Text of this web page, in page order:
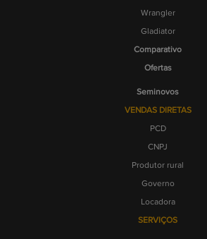
Wrangler
Gladiator
Comparativo
Ofertas
Seminovos
VENDAS DIRETAS
PCD
CNPJ
Produtor rural
Governo
Locadora
SERVIÇOS